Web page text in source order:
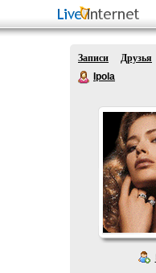
Записи Друзья
Ipola